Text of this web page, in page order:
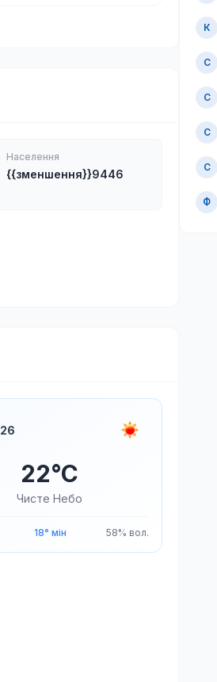
Населення
{{зменшення}}9446
22°C
Чисте Небо
18° мін 58% вол.
К
С
С
С
С
Ф